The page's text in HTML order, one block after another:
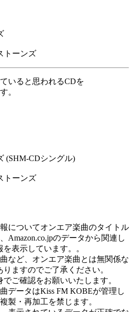
トーンズ
いると思われるCDを
。
(SHM-CDシングル)
トーンズ
についてオンエア楽曲のタイトル
Amazon.co.jpのデータから関連し
表示しています。。
など、オンエア楽曲とは無関係な
ますのでご了承ください。
ご確認をお願いいたします。
データはKiss FM KOBEが管理し
製・再加工を禁じます。